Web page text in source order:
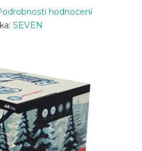
hodnocení
SEVEN